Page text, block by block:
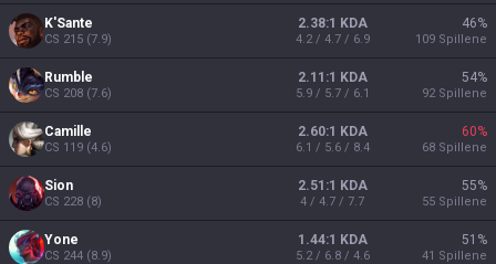
K'Sante
CS 215 (7.9)
2.38:1 KDA
4.2 / 4.7 / 6.9
46%
109 Spillene
Rumble
CS 208 (7.6)
2.11:1 KDA
5.9 / 5.7 / 6.1
54%
92 Spillene
Camille
CS 119 (4.6)
2.60:1 KDA
6.1 / 5.6 / 8.4
60%
68 Spillene
Sion
CS 228 (8)
2.51:1 KDA
4 / 4.7 / 7.7
55%
55 Spillene
Yone
CS 244 (8.9)
1.44:1 KDA
5.2 / 6.8 / 4.6
51 %
41 Spillene